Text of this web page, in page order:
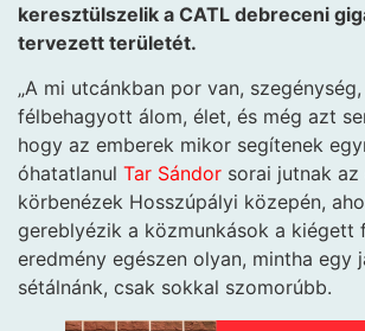
keresztülszelik a CATL debreceni
tervezett területét.
„A mi utcánkban por van,
félbehagyott álom, élet, és még azt
hogy az emberek mikor segítenek
óhatatlanul Tar Sándor sorai jutnak
körbenézek Hosszúpályi közepén,
gereblyézik a közmunkások a kiégett
eredmény egészen olyan, mintha egy
sétálnánk, csak sokkal szomorúbb.